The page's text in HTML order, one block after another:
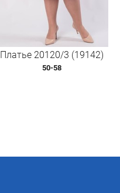
Платье 20120/3 (19142)
50-58